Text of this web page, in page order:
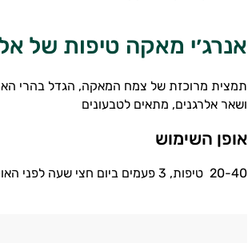
אנרג׳י מאקה טיפות של
תמצית מרוכזת של צמח המאקה, הגדל בהרי
ושאר אלרגנים, מתאים לטבעונים
אופן השימוש
20-40 טיפות, 3 פעמים ביום חצי שעה לפני האוכל או שעתיים וחצי אחרי (למהול ברבע כוס מים)